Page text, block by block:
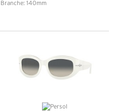
Branche: 140mm